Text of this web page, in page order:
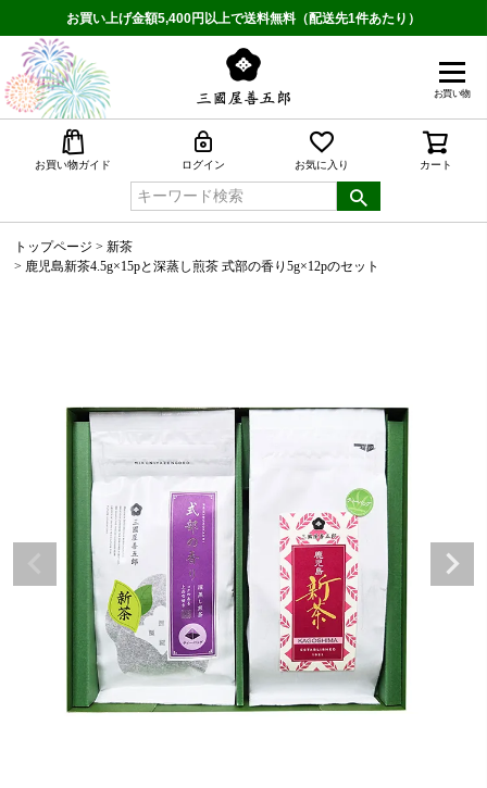
お買い上げ金額5,400円以上で送料無料（配送先1件あたり）
お買い物
お買い物ガイド ログイン お気に入り カート
トップページ
新茶
鹿児島新茶4.5g×15pと深蒸し煎茶 式部の香り5g×12pのセット